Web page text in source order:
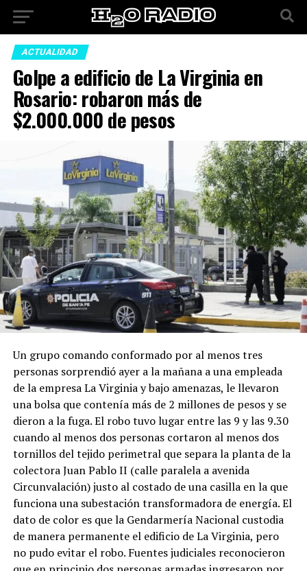
ACTUALIDAD
Golpe a edificio de La Virginia en
Rosario: robaron más de
$2.000.000 de pesos
Un grupo comando conformado por al menos tres
personas sorprendió ayer a la mañana a una empleada
de la empresa La Virginia y bajo amenazas, le llevaron
una bolsa que contenía más de 2 millones de pesos y se
dieron a la fuga. El robo tuvo lugar entre las 9 y las 9.30
cuando al menos dos personas cortaron al menos dos
tornillos del tejido perimetral que separa la planta de la
colectora Juan Pablo II (calle paralela a avenida
Circunvalación) justo al costado de una casilla en la que
funciona una subestación transformadora de energía. El
dato de color es que la Gendarmería Nacional custodia
de manera permanente el edificio de La Virginia, pero
no pudo evitar el robo. Fuentes judiciales reconocieron